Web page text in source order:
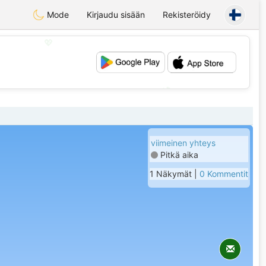
Mode Kirjaudu sisään Rekisteröidy
💕
viimeinen yhteys
Pitkä aika
1 Näkymät | 0 Kommentit